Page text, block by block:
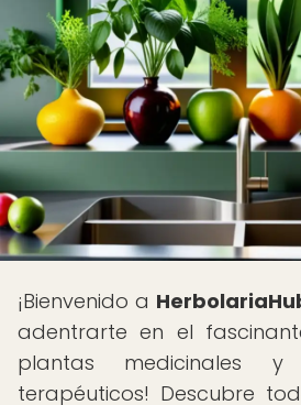
¡Bienvenido a
adentrarte en el
plantas medicinales y
terapéuticos! Descubre